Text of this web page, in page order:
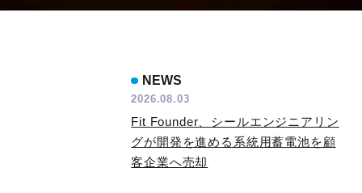
NEWS
2026.08.03
Fit Founder、シールエンジニアリン
グが開発を進める系統用蓄電池を顧
客企業へ売却